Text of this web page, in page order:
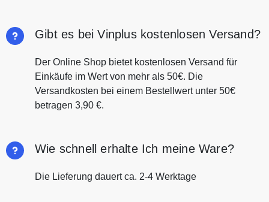
Gibt es bei Vinplus kostenlosen Versand?
Der Online Shop bietet kostenlosen Versand für
Einkäufe im Wert von mehr als 50€. Die
Versandkosten bei einem Bestellwert unter 50€
betragen 3,90 €.
Wie schnell erhalte Ich meine Ware?
Die Lieferung dauert ca. 2-4 Werktage